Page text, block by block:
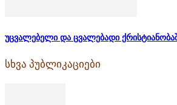
უცვალებელი და ცვალებადი
სხვა პუბლიკაციები